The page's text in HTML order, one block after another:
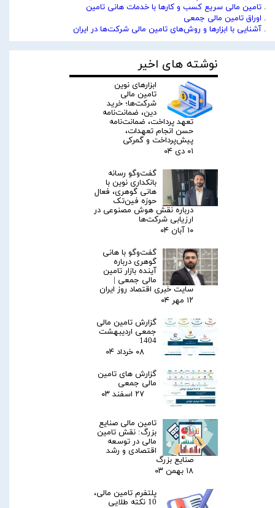
. تامین مالی سریع کسب و کارها با خدمات هانی تامین
. اوراق تامین مالی جمعی
. آشنایی با ابزارها و روش‌های تامین مالی شرکت‌ها در ایران
نوشته های اخیر
ابزارهای نوین
تامین مالی
شرکت‌ها؛ خرید
دین، ضمانت‌نامه
تعهد پرداخت، ضمانت‌نامه
حسن انجام تعهدات،
پیش‌پرداخت و گمرکی
۰۱ دی ۰۴
گفت‌وگو رسانه
بانکداری نوین با
هانی گوهری، فعال
حوزه فین‌تک
درباره نقش هوش مصنوعی در
ارزیابی شرکت‌ها
۱۰ آبان ۰۴
گفت‌وگو با هانی
گوهری درباره
آینده بازار تامین
مالی جمعی |
سایت خبری اقتصاد روز ایران
۱۲ مهر ۰۴
گزارش تامین مالی
جمعی اردیبهشت
1404
۰۸ خرداد ۰۴
گزارش های تامین
مالی جمعی
۲۷ اسفند ۰۳
تامین مالی صنایع
بزرگ: نقش تامین
مالی در توسعه
اقتصادی و رشد
صنایع بزرگ
۱۸ بهمن ۰۳
پلتفرم تامین مالی،
10 نکته طلایی